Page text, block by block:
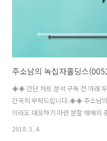
◈◈ 간단 차트 분석 구독 전 아래
간곡히 부탁드립니다.◈◈ 주소남
이라도 대응하기 마련 분할 매매의
는 남자 주소남입니다. 이번 시간에
2018. 5. 4.